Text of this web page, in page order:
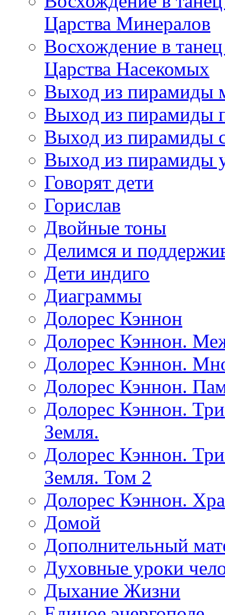
Царства Минералов
Восхождение в
Царства Насекомых
Выход из пирамиды
Выход из пирамиды
Выход из пирамиды
Выход из пирамиды
Говорят дети
Горислав
Двойные тоны
Делимся и
Дети индиго
Диаграммы
Долорес Кэннон
Долорес Кэннон.
Долорес Кэннон.
Долорес Кэннон.
Долорес Кэннон.
Земля.
Долорес Кэннон.
Земля. Том 2
Долорес Кэннон.
Домой
Дополнительный
Духовные уроки
Дыхание Жизни